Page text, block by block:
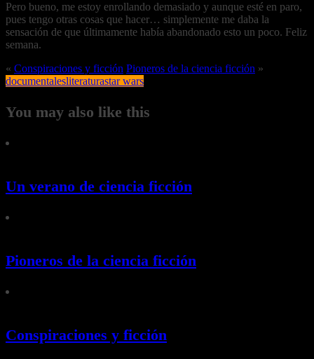
Pero bueno, me estoy enrollando demasiado y aunque esté en paro,
pues tengo otras cosas que hacer… simplemente me daba la
sensación de que últimamente había abandonado esto un poco. Feliz
semana.
« Conspiraciones y ficción Pioneros de la ciencia ficción »
documentalesliteraturastar wars
You may also like this
Un verano de ciencia ficción
Pioneros de la ciencia ficción
Conspiraciones y ficción